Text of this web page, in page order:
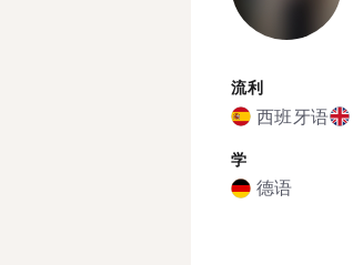
流利
西班牙语
学
德语